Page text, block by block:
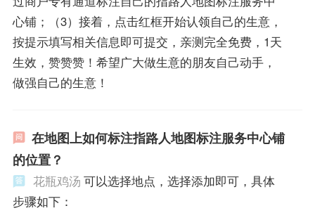
心铺；（3）接着，点击红框开始认领自己的生意，
按提示填写相关信息即可提交，亲测完全免费，1天
生效，赞赞赞！希望广大做生意的朋友自己动手，
做强自己的生意！
在地图上如何标注指路人地图标注服务中心铺
的位置？
花瓶鸡汤 可以选择地点，选择添加即可，具体
步骤如下：